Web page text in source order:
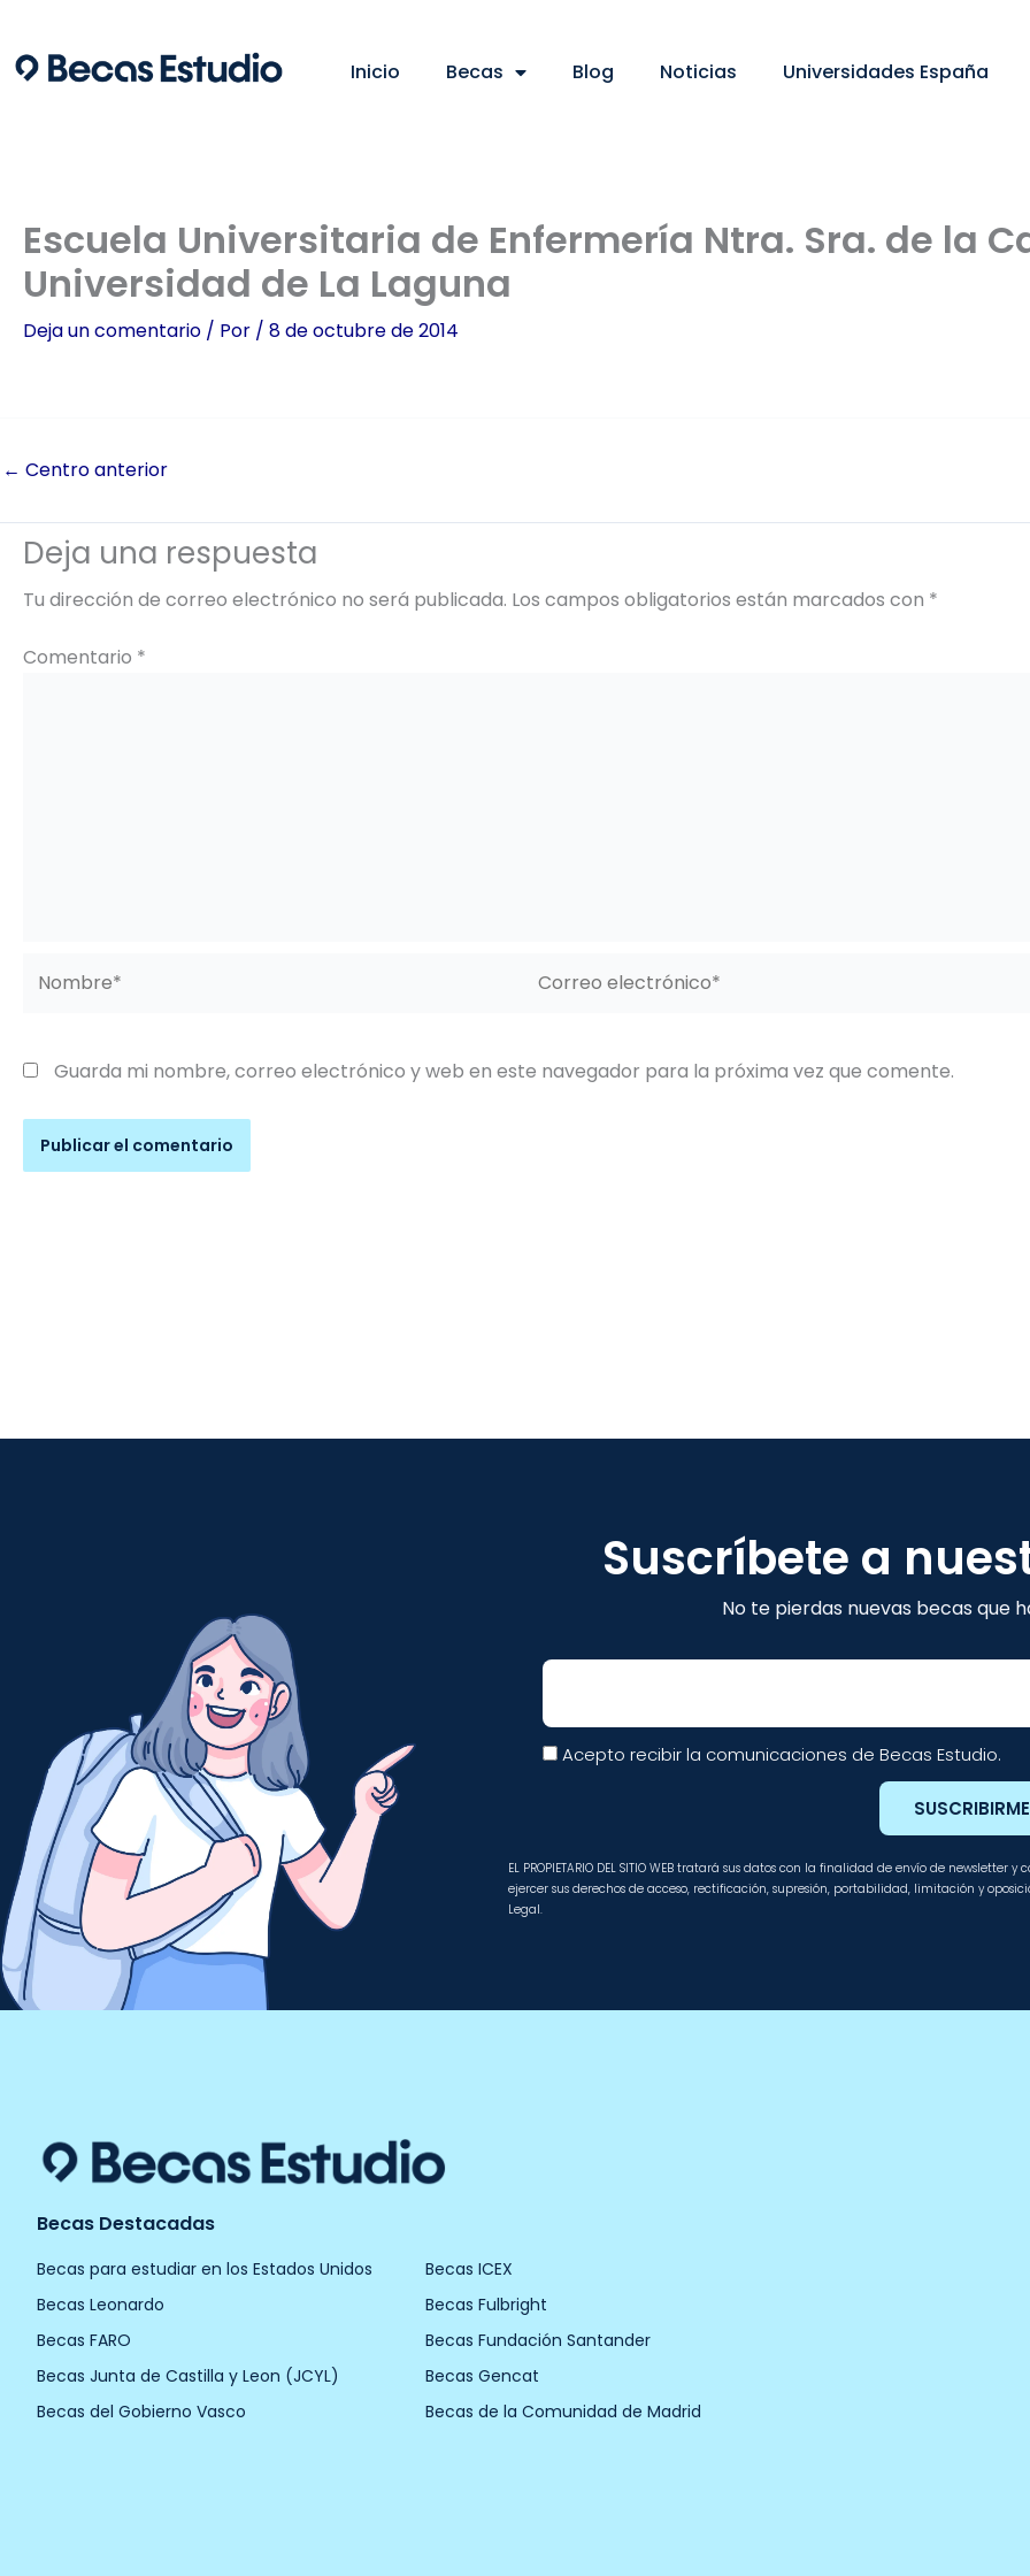
contenido
Inicio Becas Blog Noticias Universidades España
Escuela Universitaria de Enfermería Ntra. Sra. de la
Universidad de La Laguna
Deja un comentario / Por / 8 de octubre de 2014
← Centro anterior
Deja una respuesta
Tu dirección de correo electrónico no será publicada. Los campos obligatorios están marcados con *
Comentario *
electrónico*
Guarda mi nombre, correo electrónico y web en este navegador para la próxima vez que comente.
Suscríbete a
No te pierdas nuevas becas que
Email
Acepto recibir la comunicaciones de Becas Estudio.
SUSCRIBIRME
EL PROPIETARIO DEL SITIO WEB tratará sus datos con la finalidad de envío de
ejercer sus derechos de acceso, rectificación, supresión, portabilidad, limitación y
Legal.
Becas Destacadas
Becas para estudiar en los Estados Unidos
Becas ICEX
Becas Leonardo
Becas Fulbright
Becas FARO
Becas Fundación Santander
Becas Junta de Castilla y Leon (JCYL)
Becas Gencat
Becas del Gobierno Vasco
Becas de la Comunidad de Madrid